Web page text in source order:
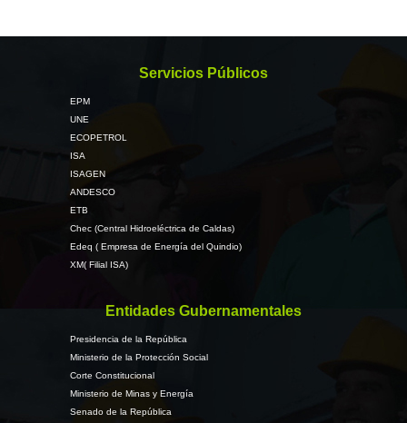
Servicios Públicos
EPM
UNE
ECOPETROL
ISA
ISAGEN
ANDESCO
ETB
Chec (Central Hidroeléctrica de Caldas)
Edeq ( Empresa de Energía del Quindio)
XM( Filial ISA)
Entidades Gubernamentales
Presidencia de la República
Ministerio de la Protección Social
Corte Constitucional
Ministerio de Minas y Energía
Senado de la República